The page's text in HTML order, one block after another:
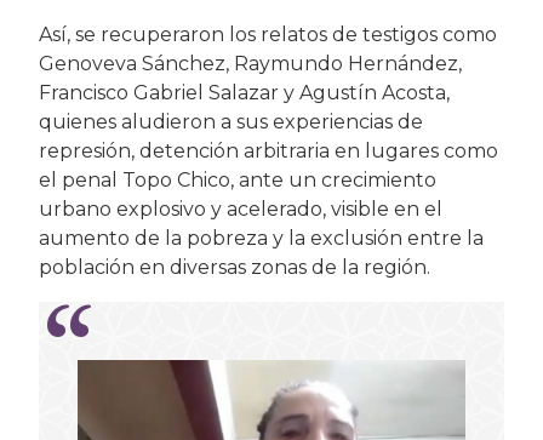
Así, se recuperaron los relatos de testigos como
Genoveva Sánchez, Raymundo Hernández,
Francisco Gabriel Salazar y Agustín Acosta,
quienes aludieron a sus experiencias de
represión, detención arbitraria en lugares como
el penal Topo Chico, ante un crecimiento
urbano explosivo y acelerado, visible en el
aumento de la pobreza y la exclusión entre la
población en diversas zonas de la región.